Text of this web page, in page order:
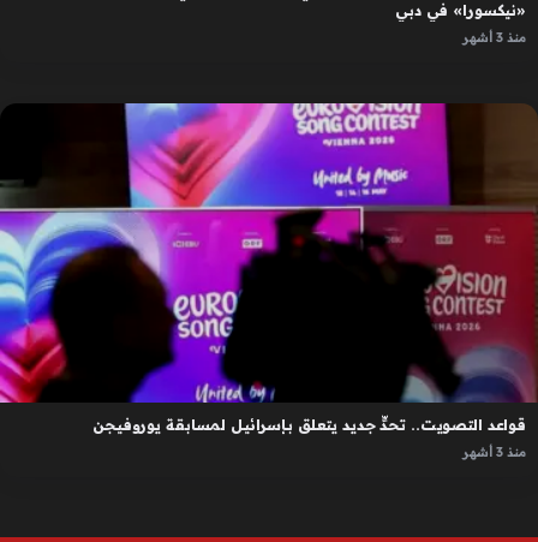
«نيكسورا» في دبي
منذ 3 أشهر
قواعد التصويت.. تحدٍّ جديد يتعلق بإسرائيل لمسابقة يوروفيجن
منذ 3 أشهر